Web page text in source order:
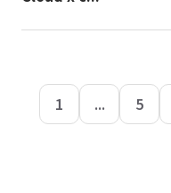
1 ... 5